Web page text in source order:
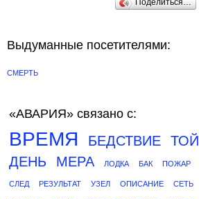
Поделиться…
Выдуманные посетителями:
СМЕРТЬ
«АВАРИЯ» связано с:
ВРЕМЯ БЕДСТВИЕ
ТОЙ
ДЕНЬ
МЕРА ЛОДКА БАК ПОЖАР
СЛЕД РЕЗУЛЬТАТ УЗЕЛ ОПИСАНИЕ СЕТЬ